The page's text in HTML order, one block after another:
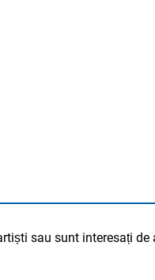
sau sunt interesați